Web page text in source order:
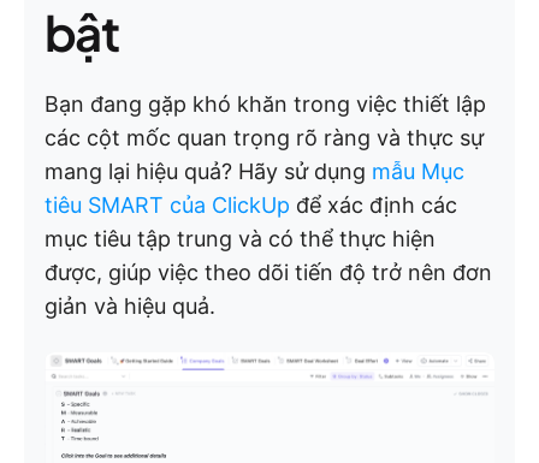
bật
Bạn đang gặp khó khăn trong việc thiết lập
các cột mốc quan trọng rõ ràng và thực sự
mang lại hiệu quả? Hãy sử dụng mẫu Mục
tiêu SMART của ClickUp để xác định các
mục tiêu tập trung và có thể thực hiện
được, giúp việc theo dõi tiến độ trở nên đơn
giản và hiệu quả.